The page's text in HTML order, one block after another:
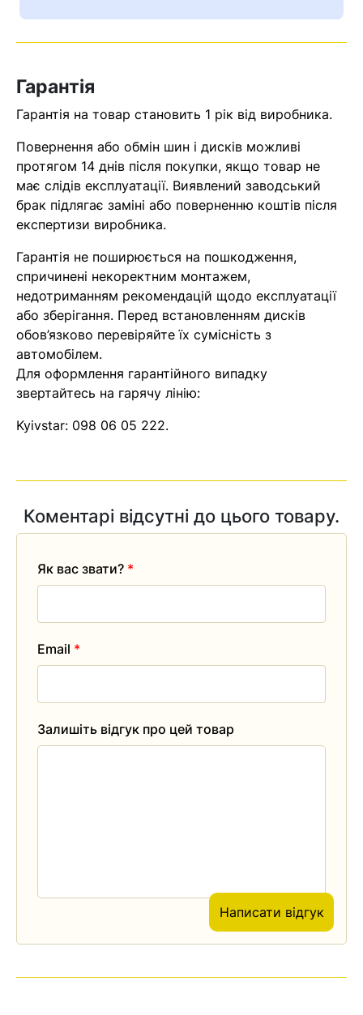
Помилка:
знайдена.
Гарантія
Гарантія на товар становить 1 рік від виробника.
Повернення або обмін шин і дисків можливі
протягом 14 днів після покупки, якщо товар не
має слідів експлуатації. Виявлений заводський
брак підлягає заміні або поверненню коштів після
експертизи виробника.
Гарантія не поширюється на пошкодження,
спричинені некоректним монтажем,
недотриманням рекомендацій щодо експлуатації
або зберігання. Перед встановленням дисків
обов’язково перевіряйте їх сумісність з
автомобілем.
Для оформлення гарантійного випадку
звертайтесь на гарячу лінію:
Kyivstar: 098 06 05 222.
Коментарі відсутні до цього товару.
Залишіть відгук про цей товар
Як вас звати? *
Email *
Написати відгук